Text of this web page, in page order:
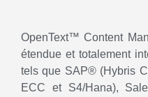
OpenText™ Content
étendue et totalement
tels que SAP® (Hybris
ECC et S4/Hana),